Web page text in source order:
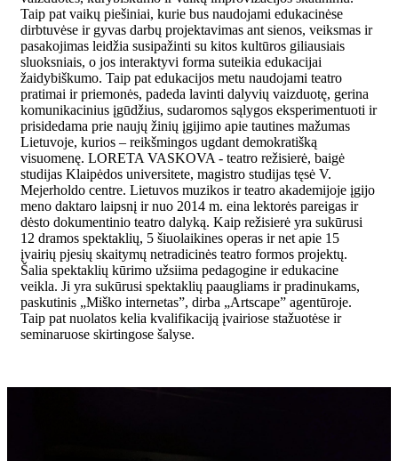
Taip pat vaikų piešiniai, kurie bus naudojami edukacinėse
dirbtuvėse ir gyvas darbų projektavimas ant sienos, veiksmas ir
pasakojimas leidžia susipažinti su kitos kultūros giliausiais
sluoksniais, o jos interaktyvi forma suteikia edukacijai
žaidybiškumo. Taip pat edukacijos metu naudojami teatro
pratimai ir priemonės, padeda lavinti dalyvių vaizduotę, gerina
komunikacinius įgūdžius, sudaromos sąlygos eksperimentuoti ir
prisidedama prie naujų žinių įgijimo apie tautines mažumas
Lietuvoje, kurios – reikšmingos ugdant demokratišką
visuomenę. LORETA VASKOVA - teatro režisierė, baigė
studijas Klaipėdos universitete, magistro studijas tęsė V.
Mejerholdo centre. Lietuvos muzikos ir teatro akademijoje įgijo
meno daktaro laipsnį ir nuo 2014 m. eina lektorės pareigas ir
dėsto dokumentinio teatro dalyką. Kaip režisierė yra sukūrusi
12 dramos spektaklių, 5 šiuolaikines operas ir net apie 15
įvairių pjesių skaitymų netradicinės teatro formos projektų.
Šalia spektaklių kūrimo užsiima pedagogine ir edukacine
veikla. Ji yra sukūrusi spektaklių paaugliams ir pradinukams,
paskutinis „Miško internetas”, dirba „Artscape” agentūroje.
Taip pat nuolatos kelia kvalifikaciją įvairiose stažuotėse ir
seminaruose skirtingose šalyse.